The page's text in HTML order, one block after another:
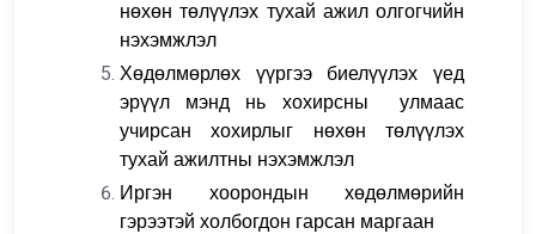
нөхөн төлүүлэх тухай ажил олгогчийн
нэхэмжлэл
Хөдөлмөрлөх үүргээ биелүүлэх үед
эрүүл мэнд нь хохирсны улмаас
учирсан хохирлыг нөхөн төлүүлэх
тухай ажилтны нэхэмжлэл
Иргэн хоорондын хөдөлмөрийн
гэрээтэй холбогдон гарсан маргаан